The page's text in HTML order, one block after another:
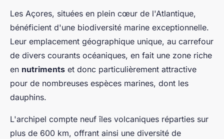
Les Açores, situées en plein cœur de l'Atlantique,
bénéficient d'une biodiversité marine exceptionnelle.
Leur emplacement géographique unique, au carrefour
de divers courants océaniques, en fait une zone riche
en nutriments et donc particulièrement attractive
pour de nombreuses espèces marines, dont les
dauphins.
L'archipel compte neuf îles volcaniques réparties sur
plus de 600 km, offrant ainsi une diversité de